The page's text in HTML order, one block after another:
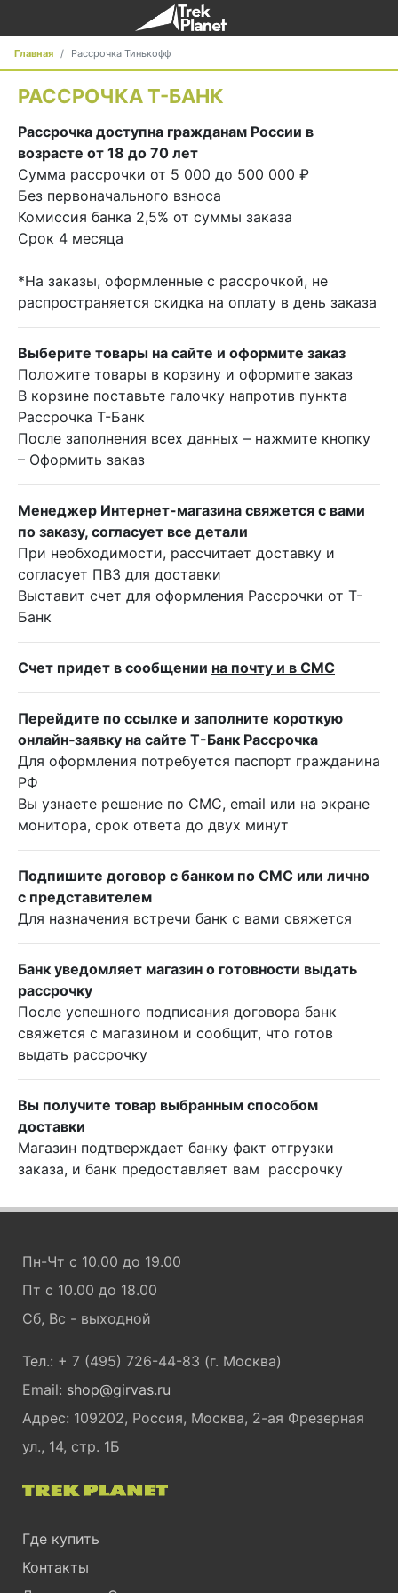
Главная Рассрочка Тинькофф
РАССРОЧКА Т-БАНК
Рассрочка доступна гражданам России в
возрасте от 18 до 70 лет
Сумма рассрочки от 5 000 до 500 000 ₽
Без первоначального взноса
Комиссия банка 2,5% от суммы заказа
Срок 4 месяца
*На заказы, оформленные с рассрочкой, не
распространяется скидка на оплату в день заказа
Выберите товары на сайте и оформите заказ
Положите товары в корзину и оформите заказ
В корзине поставьте галочку напротив пункта
Рассрочка Т-Банк
После заполнения всех данных – нажмите кнопку
– Оформить заказ
Менеджер Интернет-магазина свяжется с вами
по заказу, согласует все детали
При необходимости, рассчитает доставку и
согласует ПВЗ для доставки
Выставит счет для оформления Рассрочки от Т-
Банк
Счет придет в сообщении на почту и в СМС
Перейдите по ссылке и заполните короткую
онлайн‑заявку на сайте Т-Банк Рассрочка
Для оформления потребуется паспорт гражданина
РФ
Вы узнаете решение по СМС, email или на экране
монитора, срок ответа до двух минут
Подпишите договор с банком по СМС или лично
с представителем
Для назначения встречи банк с вами свяжется
Банк уведомляет магазин о готовности выдать
рассрочку
После успешного подписания договора банк
свяжется с магазином и сообщит, что готов
выдать рассрочку
Вы получите товар выбранным способом
доставки
Магазин подтверждает банку факт отгрузки
заказа, и банк предоставляет вам рассрочку
Пн-Чт с 10.00 до 19.00
Пт с 10.00 до 18.00
Сб, Вс - выходной
Тел.: + 7 (495) 726-44-83 (г. Москва)
Email: shop@girvas.ru
Адрес: 109202, Россия, Москва, 2-ая Фрезерная
ул., 14, стр. 1Б
Где купить
Контакты